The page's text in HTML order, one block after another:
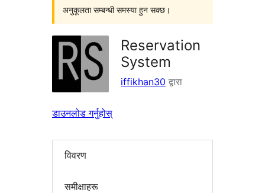
अनुकूलता सम्बन्धी समस्या हुन सक्छ।
Reservation
System
iffikhan30 द्वारा
डाउनलोड गर्नुहोस्
विवरण
समीक्षाहरू